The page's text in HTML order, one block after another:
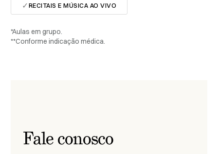
✓RECITAIS E MÚSICA AO VIVO
*Aulas em grupo.
**Conforme indicação médica.
Fale conosco